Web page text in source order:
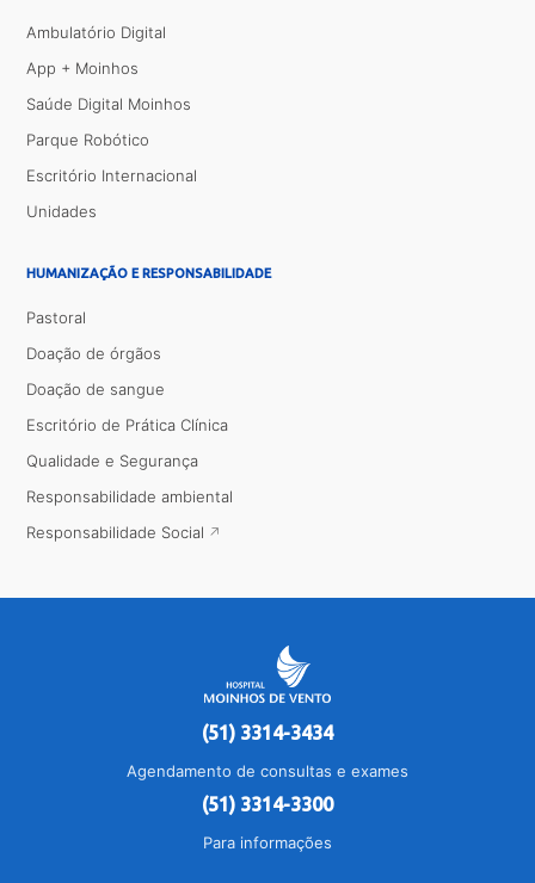
Ambulatório Digital
App + Moinhos
Saúde Digital Moinhos
Parque Robótico
Escritório Internacional
Unidades
HUMANIZAÇÃO E RESPONSABILIDADE
Pastoral
Doação de órgãos
Doação de sangue
Escritório de Prática Clínica
Qualidade e Segurança
Responsabilidade ambiental
Responsabilidade Social
(51) 3314-3434
Agendamento de consultas e exames
(51) 3314-3300
Para informações